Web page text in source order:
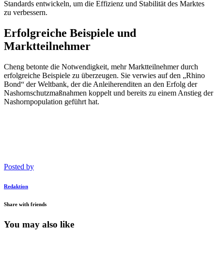
Standards entwickeln, um die Effizienz und Stabilität des Marktes
zu verbessern.
Erfolgreiche Beispiele und
Marktteilnehmer
Cheng betonte die Notwendigkeit, mehr Marktteilnehmer durch
erfolgreiche Beispiele zu überzeugen. Sie verwies auf den „Rhino
Bond“ der Weltbank, der die Anleiherenditen an den Erfolg der
Nashornschutzmaßnahmen koppelt und bereits zu einem Anstieg der
Nashornpopulation geführt hat.
Posted by
Redaktion
Share with friends
You may also like